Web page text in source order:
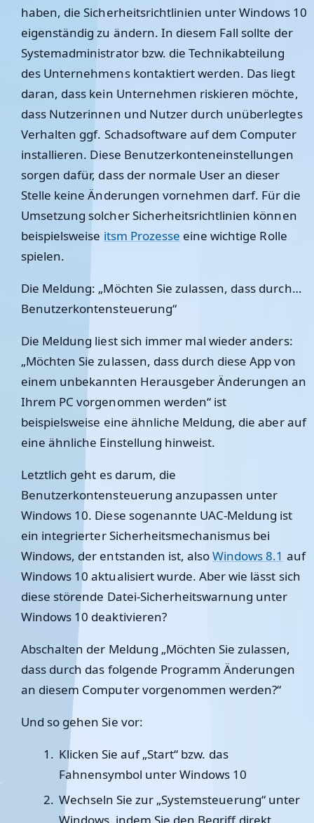
haben, die Sicherheitsrichtlinien unter Windows 10
eigenständig zu ändern. In diesem Fall sollte der
Systemadministrator bzw. die Technikabteilung
des Unternehmens kontaktiert werden. Das liegt
daran, dass kein Unternehmen riskieren möchte,
dass Nutzerinnen und Nutzer durch unüberlegtes
Verhalten ggf. Schadsoftware auf dem Computer
installieren. Diese Benutzerkonteneinstellungen
sorgen dafür, dass der normale User an dieser
Stelle keine Änderungen vornehmen darf. Für die
Umsetzung solcher Sicherheitsrichtlinien können
beispielsweise itsm Prozesse eine wichtige Rolle
spielen.
Die Meldung: „Möchten Sie zulassen, dass durch…
Benutzerkontensteuerung“
Die Meldung liest sich immer mal wieder anders:
„Möchten Sie zulassen, dass durch diese App von
einem unbekannten Herausgeber Änderungen an
Ihrem PC vorgenommen werden“ ist
beispielsweise eine ähnliche Meldung, die aber auf
eine ähnliche Einstellung hinweist.
Letztlich geht es darum, die
Benutzerkontensteuerung anzupassen unter
Windows 10. Diese sogenannte UAC-Meldung ist
ein integrierter Sicherheitsmechanismus bei
Windows, der entstanden ist, alsoWindows 8.1 auf
Windows 10 aktualisiert wurde. Aber wie lässt sich
diese störende Datei-Sicherheitswarnung unter
Windows 10 deaktivieren?
Abschalten der Meldung „Möchten Sie zulassen,
dass durch das folgende Programm Änderungen
an diesem Computer vorgenommen werden?“
Und so gehen Sie vor:
Klicken Sie auf „Start“ bzw. das
Fahnensymbol unter Windows 10
Wechseln Sie zur „Systemsteuerung“ unter